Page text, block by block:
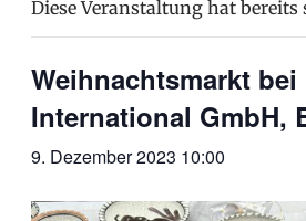
Diese Veranstaltung hat
Weihnachtsmarkt bei
International GmbH,
9. Dezember 2023 10:00